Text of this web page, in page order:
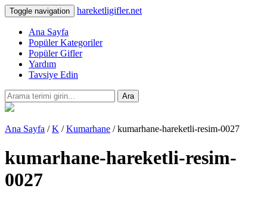
Toggle navigation hareketligifler.net
Ana Sayfa
Popüler Kategoriler
Popüler Gifler
Yardım
Tavsiye Edin
Ara
Ana Sayfa /K /Kumarhane / kumarhane-hareketli-resim-0027
kumarhane-hareketli-resim-
0027